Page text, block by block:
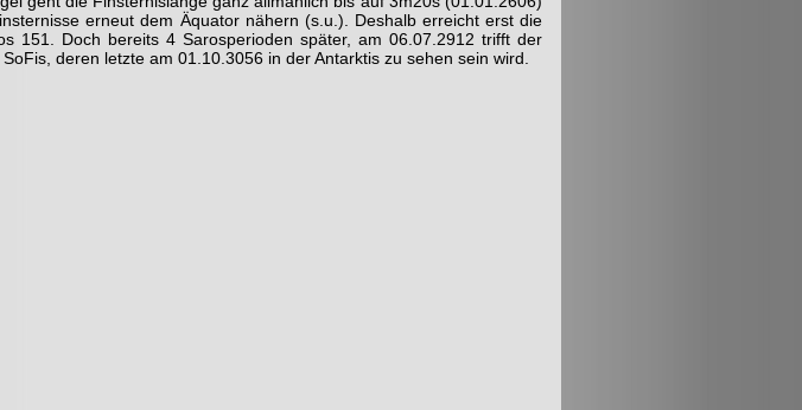
erneut dem Äquator nähern (s.u.). Deshalb erreicht erst die
151. Doch bereits 4 Sarosperioden später, am 06.07.2912 trifft der
deren letzte am 01.10.3056 in der Antarktis zu sehen sein wird.